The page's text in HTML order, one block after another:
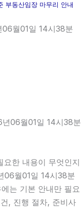
부동산임장 마무리 안내
월01일 14시38분
06월01일 14시38분
요한 내용이 무엇인지
06월01일 14시38분
는 기본 안내만 필요
, 진행 절차, 준비사